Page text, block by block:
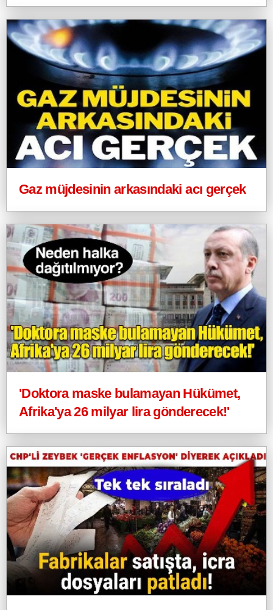
Gaz müjdesinin arkasındaki acı gerçek
'Doktora maske bulamayan Hükümet,
Afrika'ya 26 milyar lira gönderecek!'